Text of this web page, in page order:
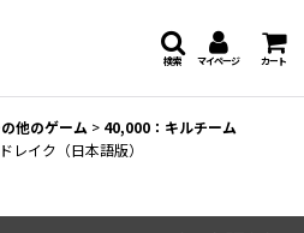
マイページ カート
検索
他のゲーム > 40,000：キルチーム
レイク（日本語版）